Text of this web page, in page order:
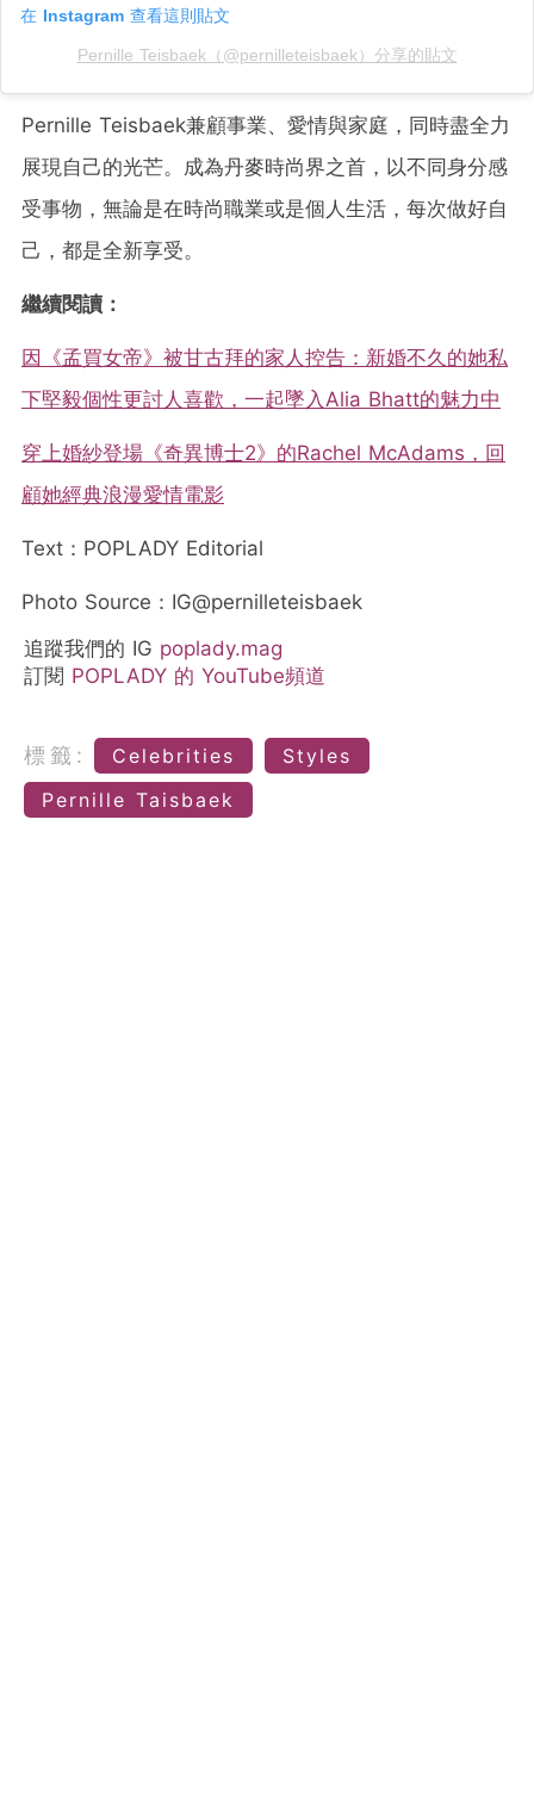
在 Instagram 查看這則貼文
Pernille Teisbaek（@pernilleteisbaek）分享的貼文
Pernille Teisbaek兼顧事業、愛情與家庭，同時盡全力
展現自己的光芒。成為丹麥時尚界之首，以不同身分感
受事物，無論是在時尚職業或是個人生活，每次做好自
己，都是全新享受。
繼續閱讀：
因《孟買女帝》被甘古拜的家人控告：新婚不久的她私
下堅毅個性更討人喜歡，一起墜入Alia Bhatt的魅力中
穿上婚紗登場《奇異博士2》的Rachel McAdams，回
顧她經典浪漫愛情電影
Text：POPLADY Editorial
Photo Source：IG@pernilleteisbaek
追蹤我們的 IG poplady.mag
訂閱 POPLADY 的 YouTube頻道
標籤: Celebrities
Styles
Pernille Taisbaek